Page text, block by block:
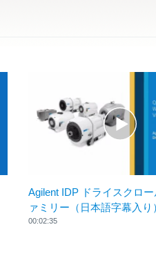
Agilent IDP ドライスクロ
ァミリー（日本語字幕入り
00:02:35